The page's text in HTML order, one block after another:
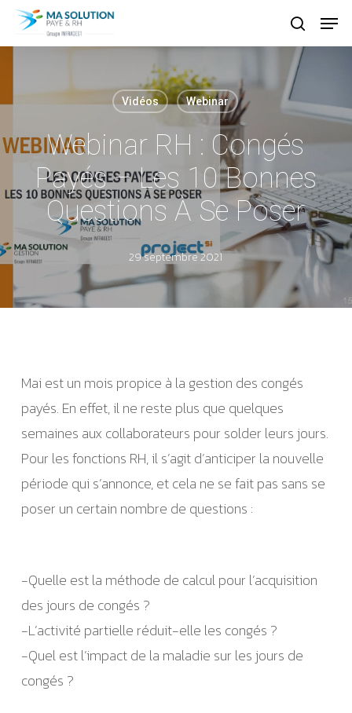
Skip
search
Menu
Vidéos Webinar
Webinar RH : Congés
Payés – Les 10 Bonnes
Questions À Se Poser
29 septembre 2021
Mai est un mois propice à la gestion des congés
payés. En effet, il ne reste plus que quelques
semaines aux collaborateurs pour solder leurs jours.
Pour les fonctions RH, il s’agit d’anticiper la nouvelle
période qui s’annonce, et cela ne se fait pas sans se
poser un certain nombre de questions :
-Quelle est la méthode de calcul pour l’acquisition
des jours de congés ?
-L’activité partielle réduit-elle les congés ?
-Quel est l’impact de la maladie sur les jours de
congés ?